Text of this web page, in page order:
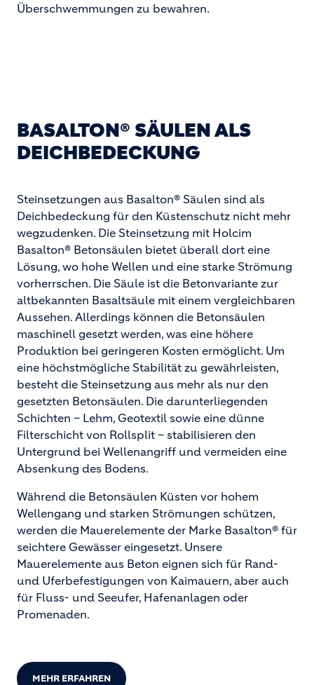
Überschwemmungen zu bewahren.
BASALTON® SÄULEN ALS
DEICHBEDECKUNG
Steinsetzungen aus Basalton® Säulen sind als
Deichbedeckung für den Küstenschutz nicht mehr
wegzudenken. Die Steinsetzung mit Holcim
Basalton® Betonsäulen bietet überall dort eine
Lösung, wo hohe Wellen und eine starke Strömung
vorherrschen. Die Säule ist die Betonvariante zur
altbekannten Basaltsäule mit einem vergleichbaren
Aussehen. Allerdings können die Betonsäulen
maschinell gesetzt werden, was eine höhere
Produktion bei geringeren Kosten ermöglicht. Um
eine höchstmögliche Stabilität zu gewährleisten,
besteht die Steinsetzung aus mehr als nur den
gesetzten Betonsäulen. Die darunterliegenden
Schichten – Lehm, Geotextil sowie eine dünne
Filterschicht von Rollsplit – stabilisieren den
Untergrund bei Wellenangriff und vermeiden eine
Absenkung des Bodens.
Während die Betonsäulen Küsten vor hohem
Wellengang und starken Strömungen schützen,
werden die Mauerelemente der Marke Basalton® für
seichtere Gewässer eingesetzt. Unsere
Mauerelemente aus Beton eignen sich für Rand-
und Uferbefestigungen von Kaimauern, aber auch
für Fluss- und Seeufer, Hafenanlagen oder
Promenaden.
MEHR ERFAHREN